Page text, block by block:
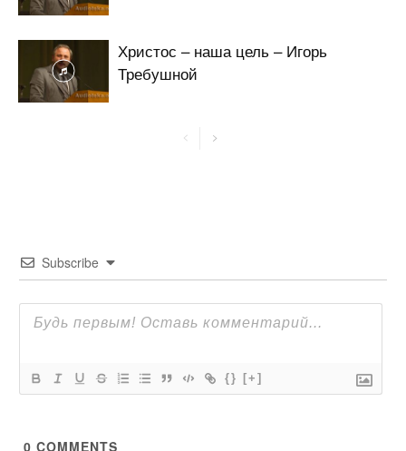
Христос – наша цель – Игорь
Требушной
Subscribe
{} [+]
0 COMMENTS